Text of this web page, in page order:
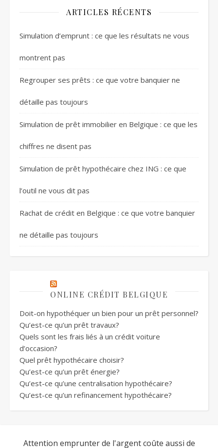
ARTICLES RÉCENTS
Simulation d’emprunt : ce que les résultats ne vous
montrent pas
Regrouper ses prêts : ce que votre banquier ne
détaille pas toujours
Simulation de prêt immobilier en Belgique : ce que les
chiffres ne disent pas
Simulation de prêt hypothécaire chez ING : ce que
l’outil ne vous dit pas
Rachat de crédit en Belgique : ce que votre banquier
ne détaille pas toujours
ONLINE CRÉDIT BELGIQUE
Doit-on hypothéquer un bien pour un prêt personnel?
Qu’est-ce qu’un prêt travaux?
Quels sont les frais liés à un crédit voiture
d’occasion?
Quel prêt hypothécaire choisir?
Qu’est-ce qu’un prêt énergie?
Qu’est-ce qu’une centralisation hypothécaire?
Qu’est-ce qu’un refinancement hypothécaire?